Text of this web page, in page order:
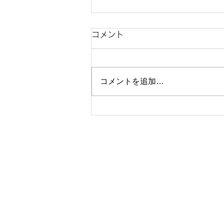
復旧しました。
コメント
コメントを追加…